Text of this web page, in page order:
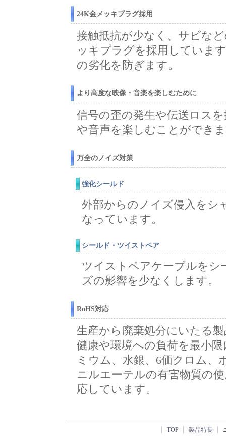
24K金メッキプラグ採用
接触抵抗が少なく、サビな
ッキプラグを採用していま
の劣化を防ぎます。
より高度な映像・音楽を楽しむために
信号の歪の発生や伝送ロス
や音声を楽しむことができ
万全のノイズ対策
強化シールド
外部からのノイズ侵入をシ
なっています。
シールド・ツイストペア
ツイストペアケーブルをシ
ズの影響を少なくします。
RoHS対応
生産から廃棄処分にいたる
健康や環境への負荷を最小
ミウム、水銀、6価クロム
ニルエーテルの有害物質の
応しています。
TOP 製品特長